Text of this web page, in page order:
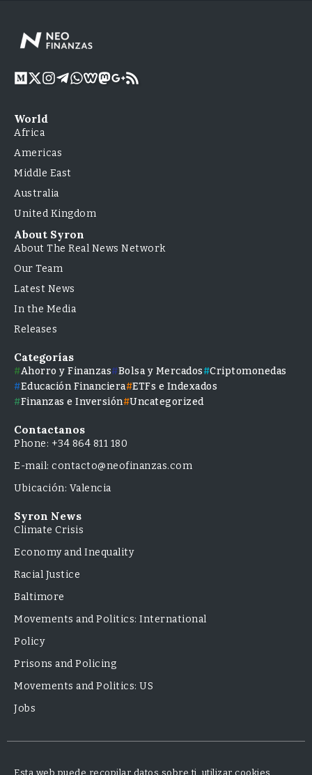
World
Africa
Americas
Middle East
Australia
United Kingdom
About Syron
About The Real News Network
Our Team
Latest News
In the Media
Releases
Categorías
Ahorro y Finanzas Bolsa y Mercados
Criptomonedas
Educación Financiera ETFs e Indexados
Finanzas e Inversión Uncategorized
Contactanos
Phone: +34 864 811 180
E-mail: contacto@neofinanzas.com
Ubicación: Valencia
Syron News
Climate Crisis
Economy and Inequality
Racial Justice
Baltimore
Movements and Politics: International
Policy
Prisons and Policing
Movements and Politics: US
Jobs
Esta web puede recopilar datos sobre ti, utilizar cookies,